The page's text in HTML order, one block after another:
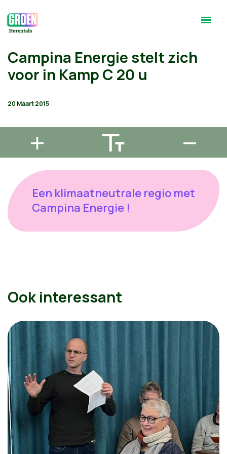
Campina Energie stelt zich
voor in Kamp C 20 u
20 Maart 2015
Een klimaatneutrale regio met
Campina Energie !
Ook interessant